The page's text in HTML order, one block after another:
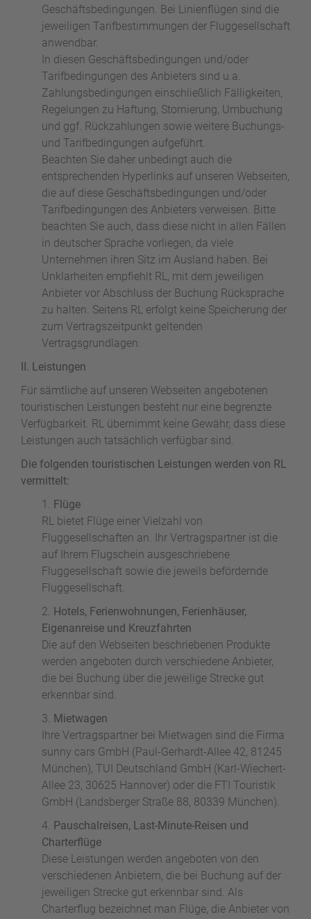
Geschäftsbedingungen. Bei Linienflügen sind die
jeweiligen Tarifbestimmungen der Fluggesellschaft
anwendbar.
In diesen Geschäftsbedingungen und/oder
Tarifbedingungen des Anbieters sind u.a.
Zahlungsbedingungen einschließlich Fälligkeiten,
Regelungen zu Haftung, Stornierung, Umbuchung
und ggf. Rückzahlungen sowie weitere Buchungs-
und Tarifbedingungen aufgeführt.
Beachten Sie daher unbedingt auch die
entsprechenden Hyperlinks auf unseren Webseiten,
die auf diese Geschäftsbedingungen und/oder
Tarifbedingungen des Anbieters verweisen. Bitte
beachten Sie auch, dass diese nicht in allen Fällen
in deutscher Sprache vorliegen, da viele
Unternehmen ihren Sitz im Ausland haben. Bei
Unklarheiten empfiehlt RL, mit dem jeweiligen
Anbieter vor Abschluss der Buchung Rücksprache
zu halten. Seitens RL erfolgt keine Speicherung der
zum Vertragszeitpunkt geltenden
Vertragsgrundlagen.
II. Leistungen
Für sämtliche auf unseren Webseiten angebotenen
touristischen Leistungen besteht nur eine begrenzte
Verfügbarkeit. RL übernimmt keine Gewähr, dass diese
Leistungen auch tatsächlich verfügbar sind.
Die folgenden touristischen Leistungen werden von RL
vermittelt:
Flüge
RL bietet Flüge einer Vielzahl von
Fluggesellschaften an. Ihr Vertragspartner ist die
auf Ihrem Flugschein ausgeschriebene
Fluggesellschaft sowie die jeweils befördernde
Fluggesellschaft.
Hotels, Ferienwohnungen, Ferienhäuser,
Eigenanreise und Kreuzfahrten
Die auf den Webseiten beschriebenen Produkte
werden angeboten durch verschiedene Anbieter,
die bei Buchung über die jeweilige Strecke gut
erkennbar sind.
Mietwagen
Ihre Vertragspartner bei Mietwagen sind die Firma
sunny cars GmbH (Paul-Gerhardt-Allee 42, 81245
München), TUI Deutschland GmbH (Karl-Wiechert-
Allee 23, 30625 Hannover) oder die FTI Touristik
GmbH (Landsberger Straße 88, 80339 München).
Pauschalreisen, Last-Minute-Reisen und
Charterflüge
Diese Leistungen werden angeboten von den
verschiedenen Anbietern, die bei Buchung auf der
jeweiligen Strecke gut erkennbar sind. Als
Charterflug bezeichnet man Flüge, die Anbieter von